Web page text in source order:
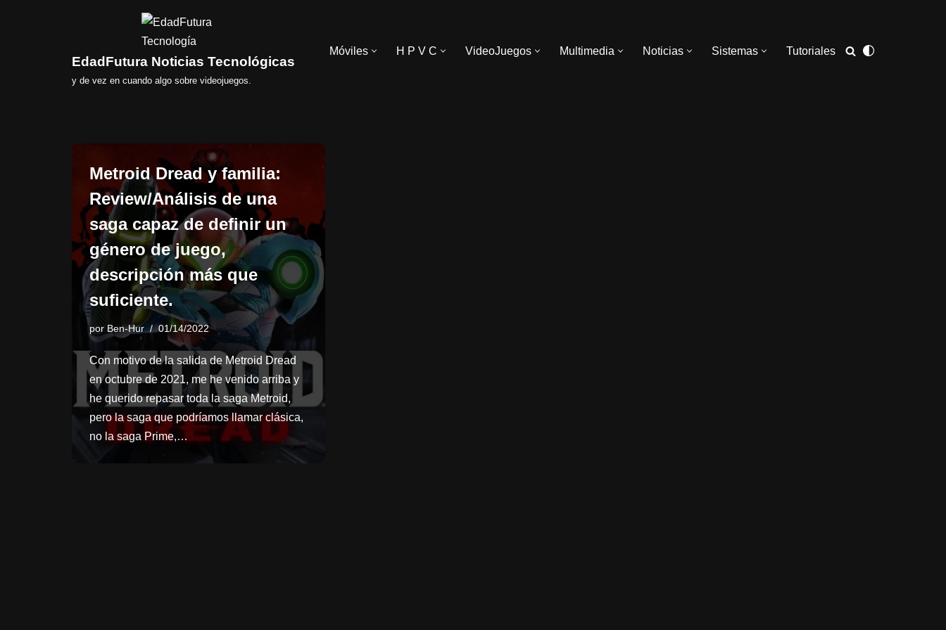
EdadFutura Noticias Tecnológicas
y de vez en cuando algo sobre videojuegos.
Móviles H P V C VideoJuegos Multimedia Noticias Sistemas Tutoriales
Metroid Dread y familia:
Review/Análisis de una
saga capaz de definir un
género de juego,
descripción más que
suficiente.
porBen-Hur 01/14/2022
Con motivo de la salida de Metroid Dread
en octubre de 2021, me he venido arriba y
he querido repasar toda la saga Metroid,
pero la saga que podríamos llamar clásica,
no la saga Prime,…